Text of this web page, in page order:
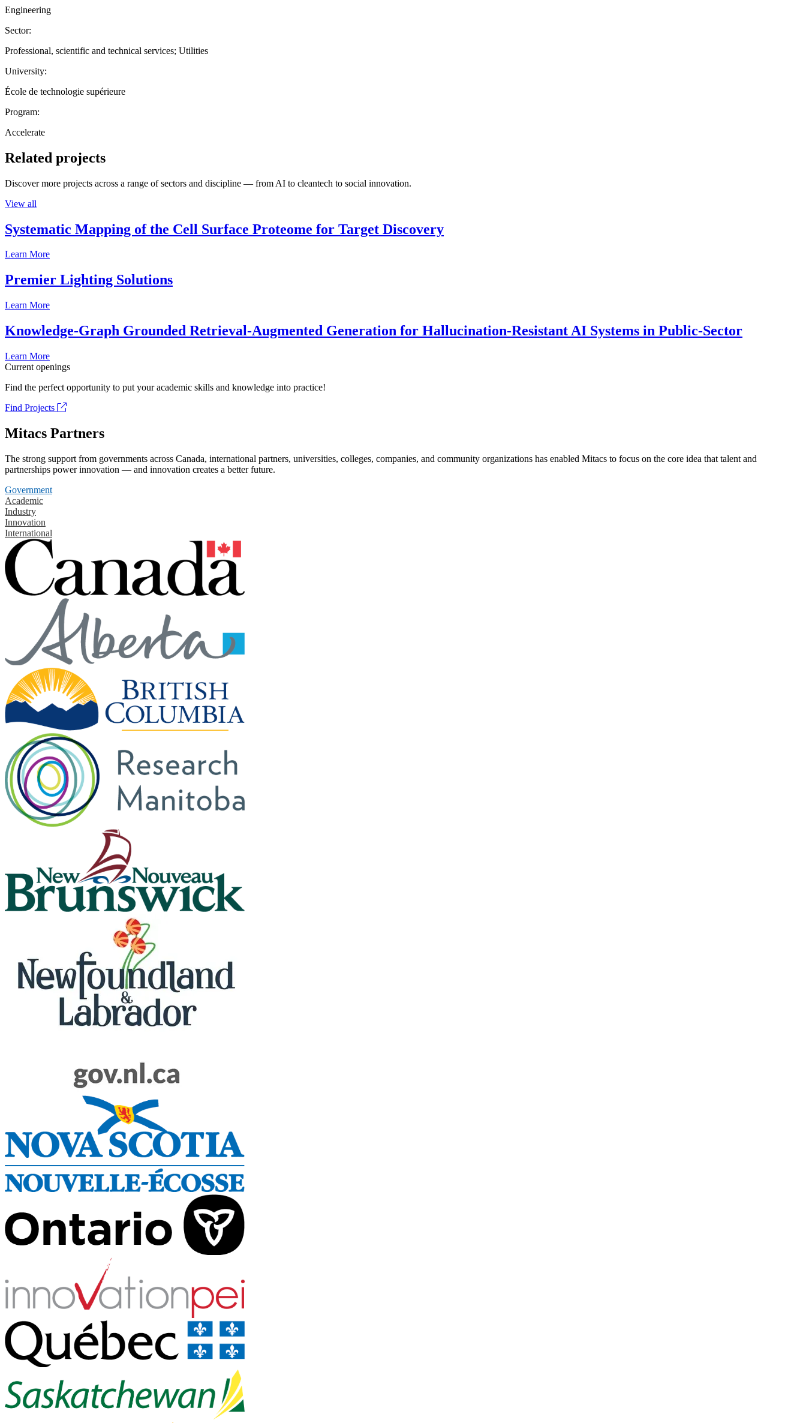
Engineering
Sector:
Professional, scientific and technical services; Utilities
University:
École de technologie supérieure
Program:
Accelerate
Related projects
Discover more projects across a range of sectors and discipline — from AI to cleantech to social innovation.
View all
Systematic Mapping of the Cell Surface Proteome for Target Discovery
Learn More
Premier Lighting Solutions
Learn More
Knowledge-Graph Grounded Retrieval-Augmented Generation for Hallucination-Resistant AI Systems in Public-Sector
Learn More
Current openings
Find the perfect opportunity to put your academic skills and knowledge into practice!
Find Projects
Mitacs Partners
The strong support from governments across Canada, international partners, universities, colleges, companies, and community organizations has enabled Mitacs to focus on the core idea that talent and
partnerships power innovation — and innovation creates a better future.
Government
Academic
Industry
Innovation
International